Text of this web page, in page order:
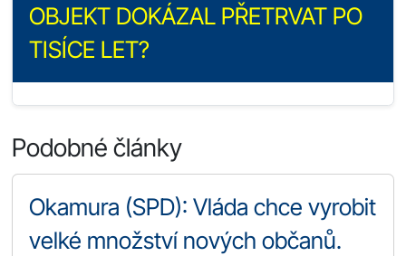
OBJEKT DOKÁZAL PŘETRVAT PO
TISÍCE LET?
Podobné články
Okamura (SPD): Vláda chce vyrobit
velké množství nových občanů.